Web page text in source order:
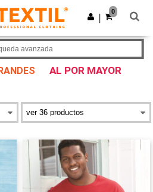
app!
Descargar app
0
AL POR MAYOR
avanzada